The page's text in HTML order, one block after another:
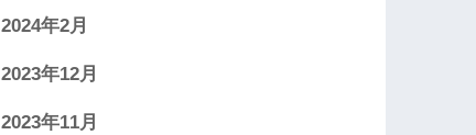
2024年2月
2023年12月
2023年11月